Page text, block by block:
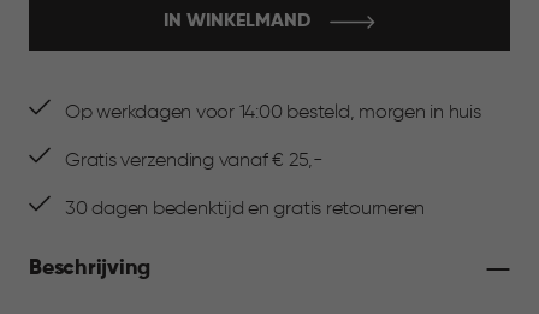
IN WINKELMAND
Op werkdagen voor 14:00 besteld, morgen in huis
Gratis verzending vanaf € 25,-
30 dagen bedenktijd en gratis retourneren
Beschrijving